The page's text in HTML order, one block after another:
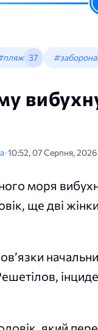
37 #заборона
•10:52, 07 Серпня, 2026
моря
ще дві